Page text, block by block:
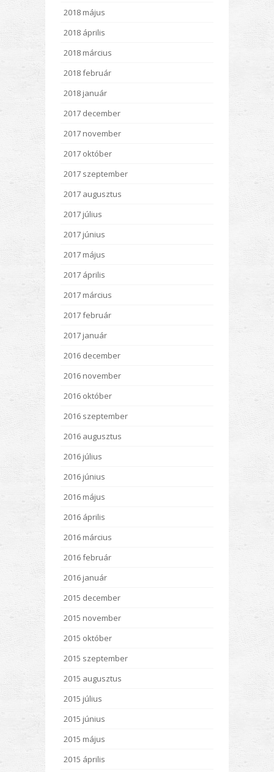
2018 május
2018 április
2018 március
2018 február
2018 január
2017 december
2017 november
2017 október
2017 szeptember
2017 augusztus
2017 július
2017 június
2017 május
2017 április
2017 március
2017 február
2017 január
2016 december
2016 november
2016 október
2016 szeptember
2016 augusztus
2016 július
2016 június
2016 május
2016 április
2016 március
2016 február
2016 január
2015 december
2015 november
2015 október
2015 szeptember
2015 augusztus
2015 július
2015 június
2015 május
2015 április